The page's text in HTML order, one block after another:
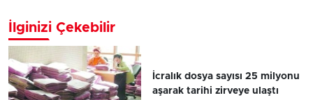
İlginizi Çekebilir
İcralık dosya sayısı 25 milyonu
aşarak tarihi zirveye ulaştı